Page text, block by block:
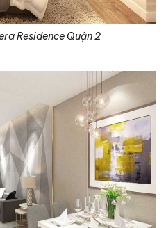
Residence Quận 2